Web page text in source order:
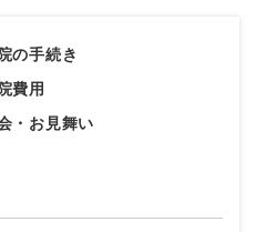
の手続き
費用
・お見舞い